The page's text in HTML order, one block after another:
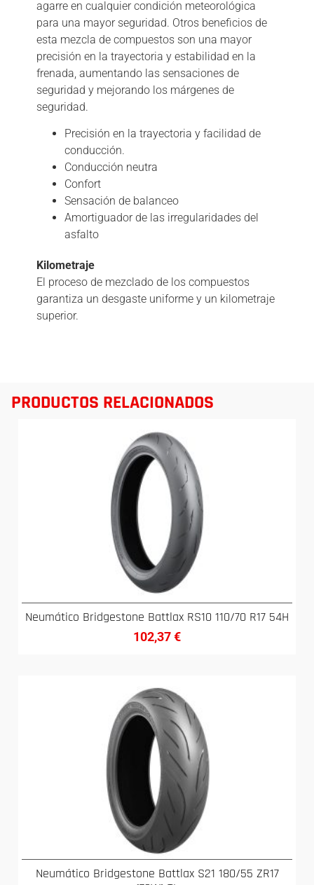
agarre en cualquier condición meteorológica
para una mayor seguridad. Otros beneficios de
esta mezcla de compuestos son una mayor
precisión en la trayectoria y estabilidad en la
frenada, aumentando las sensaciones de
seguridad y mejorando los márgenes de
seguridad.
Precisión en la trayectoria y facilidad de
conducción.
Conducción neutra
Confort
Sensación de balanceo
Amortiguador de las irregularidades del
asfalto
Kilometraje
El proceso de mezclado de los compuestos
garantiza un desgaste uniforme y un kilometraje
superior.
PRODUCTOS RELACIONADOS
Neumático Bridgestone Battlax RS10 110/70 R17 54H
102,37€
Neumático Bridgestone Battlax S21 180/55 ZR17